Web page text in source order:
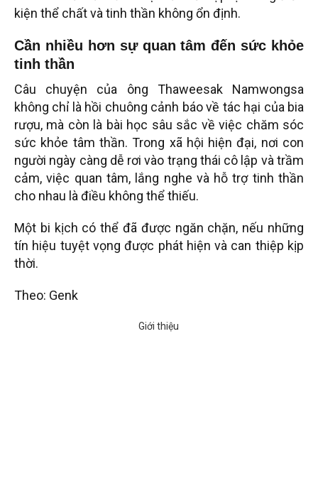
kiện thể chất và tinh thần không ổn định.
Cần nhiều hơn sự quan tâm đến sức khỏe
tinh thần
Câu chuyện của ông Thaweesak Namwongsa
không chỉ là hồi chuông cảnh báo về tác hại của bia
rượu, mà còn là bài học sâu sắc về việc chăm sóc
sức khỏe tâm thần. Trong xã hội hiện đại, nơi con
người ngày càng dễ rơi vào trạng thái cô lập và trầm
cảm, việc quan tâm, lắng nghe và hỗ trợ tinh thần
cho nhau là điều không thể thiếu.
Một bi kịch có thể đã được ngăn chặn, nếu những
tín hiệu tuyệt vọng được phát hiện và can thiệp kịp
thời.
Theo: Genk